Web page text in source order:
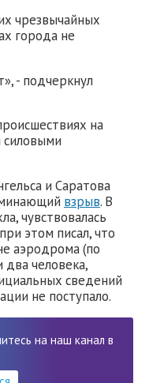
чрезвычайных
города не
- подчеркнул
на
силовыми
и Саратова
взрыв. В
чувствовалась
этом писал, что
аэродрома (по
человека,
сведений
не поступало.
на наш канал в